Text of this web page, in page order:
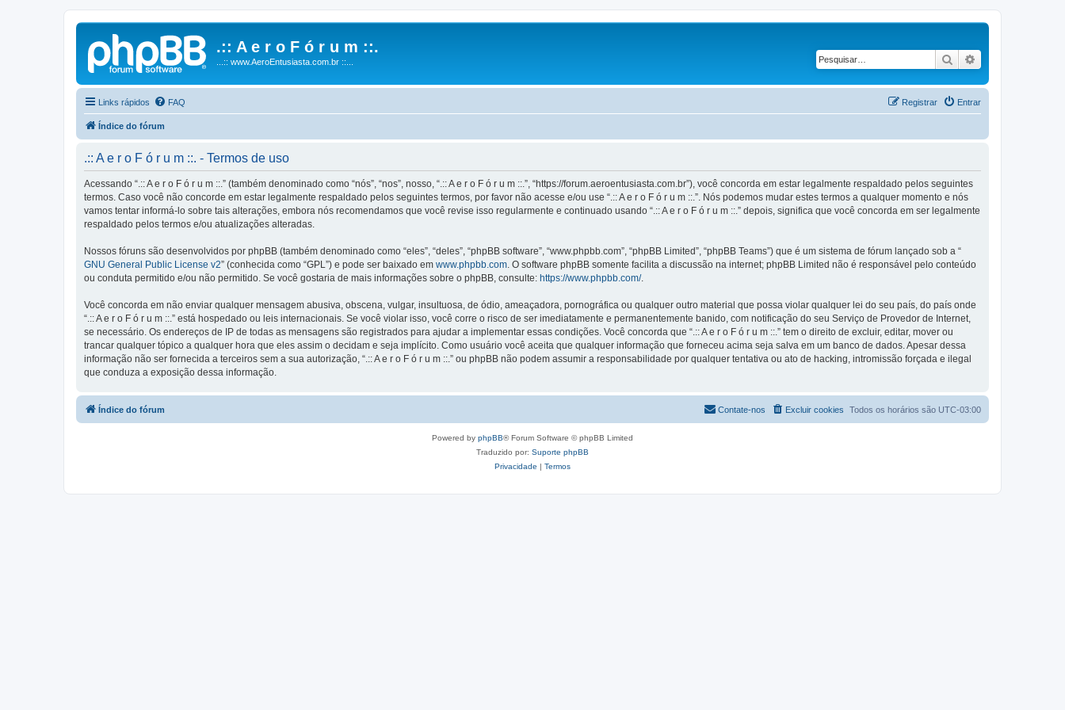
.:: A e r o F ó r u m ::.
...:: www.AeroEntusiasta.com.br ::... Pesquisar
Links rápidos FAQ Entrar
Registrar
Índice do fórum
.:: A e r o F ó r u m ::. - Termos de uso
Acessando “.:: A e r o F ó r u m ::.” (também denominado como “nós”, “nos”, nosso, “.:: A e r o F ó r u m ::.”, “https://forum.aeroentusiasta.com.br”), você concorda em estar legalmente respaldado pelos seguintes
termos. Caso você não concorde em estar legalmente respaldado pelos seguintes termos, por favor não acesse e/ou use “.:: A e r o F ó r u m ::.”. Nós podemos mudar estes termos a qualquer momento e nós
vamos tentar informá-lo sobre tais alterações, embora nós recomendamos que você revise isso regularmente e continuado usando “.:: A e r o F ó r u m ::.” depois, significa que você concorda em ser legalmente
respaldado pelos termos e/ou atualizações alteradas.
Nossos fóruns são desenvolvidos por phpBB (também denominado como “eles”, “deles”, “phpBB software”, “www.phpbb.com”, “phpBB Limited”, “phpBB Teams”) que é um sistema de fórum lançado sob a “
GNU General Public License v2” (conhecida como “GPL”) e pode ser baixado em www.phpbb.com . O software phpBB somente facilita a discussão na internet; phpBB Limited não é responsável pelo conteúdo
ou conduta permitido e/ou não permitido. Se você gostaria de mais informações sobre o phpBB, consulte: https://www.phpbb.com/.
Você concorda em não enviar qualquer mensagem abusiva, obscena, vulgar, insultuosa, de ódio, ameaçadora, pornográfica ou qualquer outro material que possa violar qualquer lei do seu país, do país onde
“.:: A e r o F ó r u m ::.” está hospedado ou leis internacionais. Se você violar isso, você corre o risco de ser imediatamente e permanentemente banido, com notificação do seu Serviço de Provedor de Internet,
se necessário. Os endereços de IP de todas as mensagens são registrados para ajudar a implementar essas condições. Você concorda que “.:: A e r o F ó r u m ::.” tem o direito de excluir, editar, mover ou
trancar qualquer tópico a qualquer hora que eles assim o decidam e seja implícito. Como usuário você aceita que qualquer informação que forneceu acima seja salva em um banco de dados. Apesar dessa
informação não ser fornecida a terceiros sem a sua autorização, “.:: A e r o F ó r u m ::.” ou phpBB não podem assumir a responsabilidade por qualquer tentativa ou ato de hacking, intromissão forçada e ilegal
que conduza a exposição dessa informação.
Índice do fórum Todos os horários são UTC-03:00
Excluir cookies
Contate-nos
Powered by phpBB® Forum Software © phpBB Limited
Traduzido por: Suporte phpBB
Privacidade | Termos